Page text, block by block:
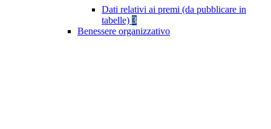
Dati relativi ai premi (da pubblicare in
tabelle) 3
Benessere organizzativo